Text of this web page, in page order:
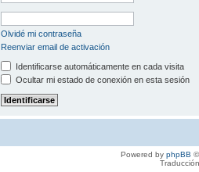
Olvidé mi contraseña
Reenviar email de activación
Identificarse automáticamente en cada visita
Ocultar mi estado de conexión en esta sesión
Powered by phpBB